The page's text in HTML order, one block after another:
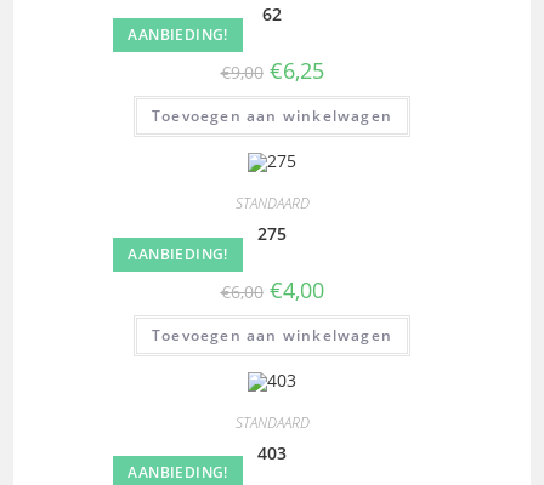
AANBIEDING!
62
€9,00 €6,25
Toevoegen aan winkelwagen
AANBIEDING!
STANDAARD
275
€6,00 €4,00
Toevoegen aan winkelwagen
AANBIEDING!
STANDAARD
403